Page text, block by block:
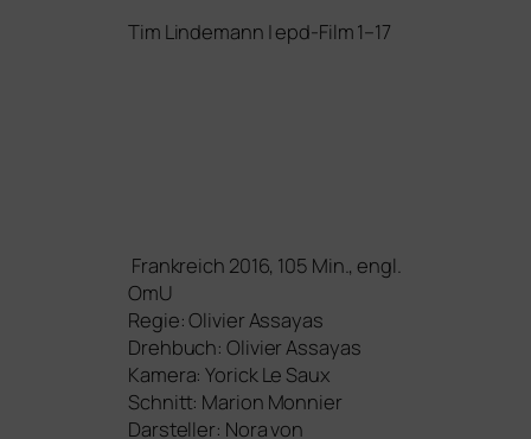
Tim Lindemann | epd-Film 1–17
Frankreich 2016, 105 Min., engl.
OmU
Regie:Olivier Assayas
Drehbuch:Olivier Assayas
Kamera:Yorick Le Saux
Schnitt: Marion Monnier
Darsteller: Nora von